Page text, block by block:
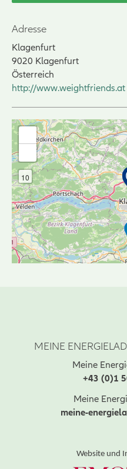
Adresse
Klagenfurt
9020 Klagenfurt
Österreich
http://www.weightfriends.at
10
MEINE
Meine
+43 (0)1
Meine
meine-
Website und